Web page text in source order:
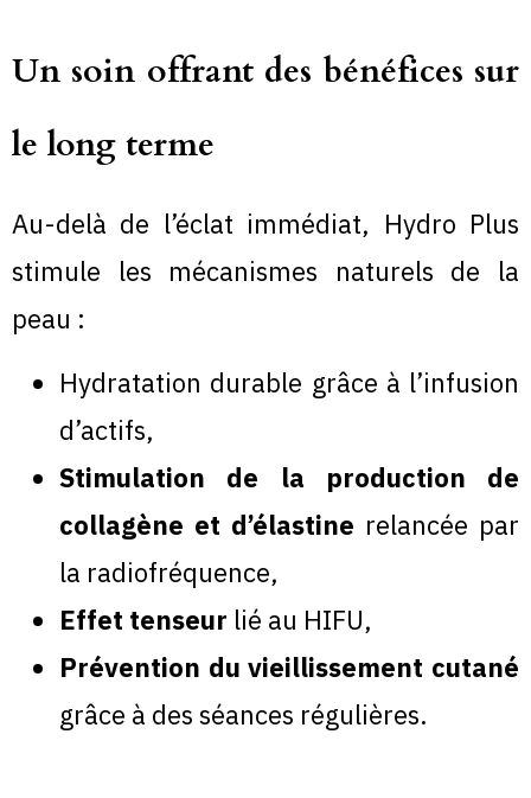
Un soin offrant des bénéfices sur
le long terme
Au-delà de l’éclat immédiat, Hydro Plus
stimule les mécanismes naturels de la
peau :
Hydratation durable grâce à l’infusion
d’actifs,
Stimulation de la production de
collagène et d’élastine relancée par
la radiofréquence,
Effet tenseur lié au HIFU,
Prévention du vieillissement cutané
grâce à des séances régulières.